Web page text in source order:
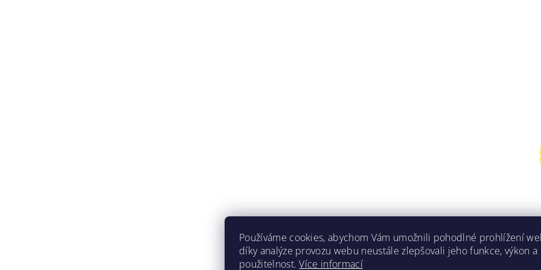
Používáme cookies, abychom Vám umožnili pohodlné prohlížení
díky analýze provozu webu neustále zlepšovali jeho funkce, výkon a
použitelnost.Více informací